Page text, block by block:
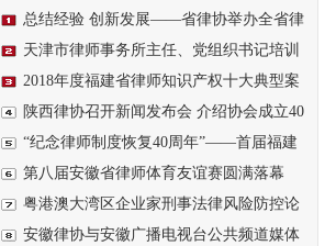
总结经验 创新发展——省律协举办全省律
师...天津市律师事务所主任、党组织书记培训
会日...2018年度福建省律师知识产权十大典型案
例正...陕西律协召开新闻发布会 介绍协会成立40
周...“纪念律师制度恢复40周年”——首届福建
青...第八届安徽省律师体育友谊赛圆满落幕
粤港澳大湾区企业家刑事法律风险防控论
坛在...安徽律协与安徽广播电视台公共频道媒体